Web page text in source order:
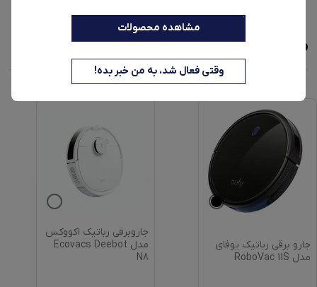
مشاهده محصولات
وقتی فعال شد، به من خبر بده!
محصولات مشابه
جارو برقی رباتیک یوفای
مدل RoboVac 11S
جاروبرقی رباتیک اکووکس
مدل Ecovacs Deebot
N8